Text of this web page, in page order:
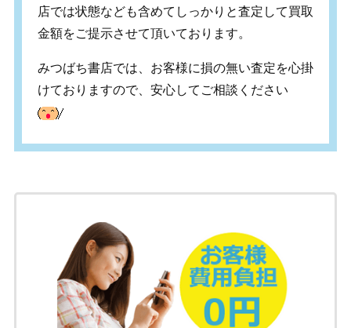
店では状態なども含めてしっかりと査定して買取
金額をご提示させて頂いております。
みつばち書店では、お客様に損の無い査定を心掛
けておりますので、安心してご相談ください